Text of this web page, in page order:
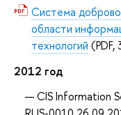
Система
области
технологий
2012 год
CIS Information